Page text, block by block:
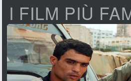
I FILM PIÙ